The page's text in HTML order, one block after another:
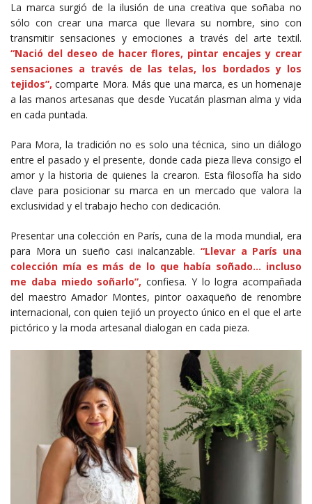
La marca surgió de la ilusión de una creativa que soñaba no
sólo con crear una marca que llevara su nombre, sino con
transmitir sensaciones y emociones a través del arte textil.
“Nació del deseo de hacer flores, pintar encajes y crear
sensaciones a través de las telas, los bordados y los
tejidos”, comparte Mora. Más que una marca, es un homenaje
a las manos artesanas que desde Yucatán plasman alma y vida
en cada puntada.
Para Mora, la tradición no es solo una técnica, sino un diálogo
entre el pasado y el presente, donde cada pieza lleva consigo el
amor y la historia de quienes la crearon. Esta filosofía ha sido
clave para posicionar su marca en un mercado que valora la
exclusividad y el trabajo hecho con dedicación.
Presentar una colección en París, cuna de la moda mundial, era
para Mora un sueño casi inalcanzable. “Llevar a París una
colección mía es más de lo que había soñado… incluso
me daba miedo soñarlo”, confiesa. Y lo logra acompañada
del maestro Amador Montes, pintor oaxaqueño de renombre
internacional, con quien tejió un proyecto único en el que el arte
pictórico y la moda artesanal dialogan en cada pieza.